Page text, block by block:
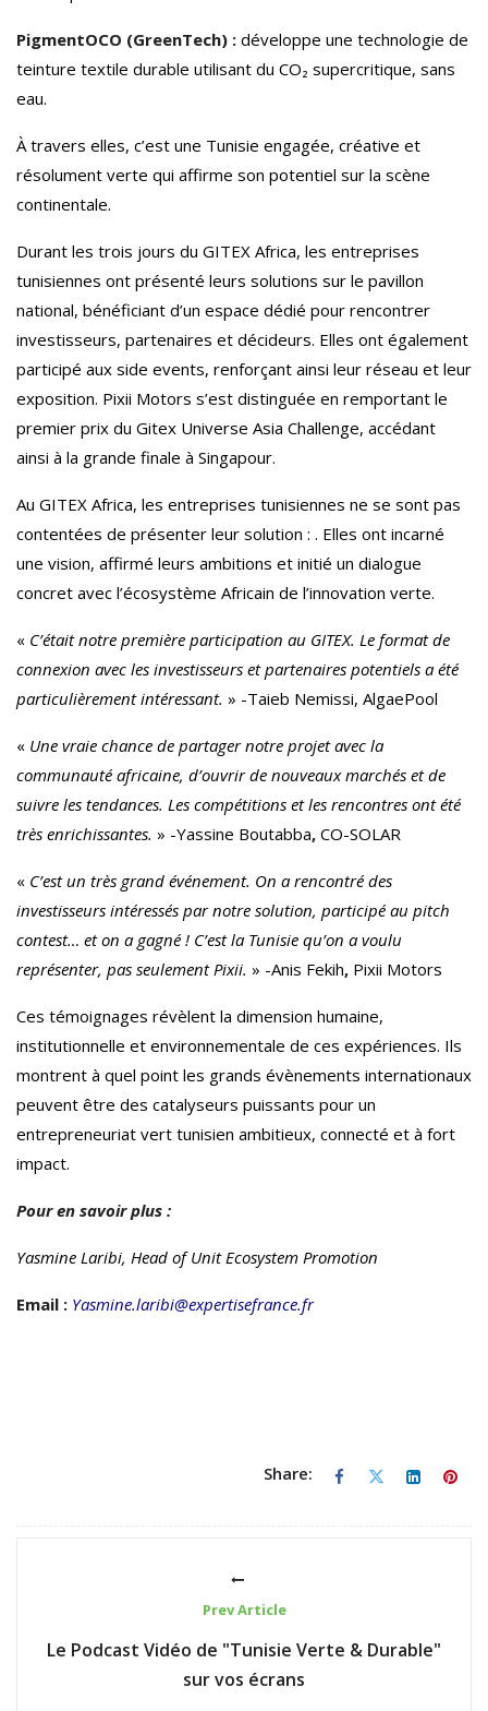
PigmentOCO (GreenTech) : développe une technologie de
teinture textile durable utilisant du CO₂ supercritique, sans
eau.
À travers elles, c’est une Tunisie engagée, créative et
résolument verte qui affirme son potentiel sur la scène
continentale.
Durant les trois jours du GITEX Africa, les entreprises
tunisiennes ont présenté leurs solutions sur le pavillon
national, bénéficiant d’un espace dédié pour rencontrer
investisseurs, partenaires et décideurs. Elles ont également
participé aux side events, renforçant ainsi leur réseau et leur
exposition. Pixii Motors s’est distinguée en remportant le
premier prix du Gitex Universe Asia Challenge, accédant
ainsi à la grande finale à Singapour.
Au GITEX Africa, les entreprises tunisiennes ne se sont pas
contentées de présenter leur solution : . Elles ont incarné
une vision, affirmé leurs ambitions et initié un dialogue
concret avec l’écosystème Africain de l’innovation verte.
« C’était notre première participation au GITEX. Le format de
connexion avec les investisseurs et partenaires potentiels a été
particulièrement intéressant. » -Taieb Nemissi, AlgaePool
« Une vraie chance de partager notre projet avec la
communauté africaine, d’ouvrir de nouveaux marchés et de
suivre les tendances. Les compétitions et les rencontres ont été
très enrichissantes. » -Yassine Boutabba, CO-SOLAR
« C’est un très grand événement. On a rencontré des
investisseurs intéressés par notre solution, participé au pitch
contest… et on a gagné ! C’est la Tunisie qu’on a voulu
représenter, pas seulement Pixii. » -Anis Fekih, Pixii Motors
Ces témoignages révèlent la dimension humaine,
institutionnelle et environnementale de ces expériences. Ils
montrent à quel point les grands évènements internationaux
peuvent être des catalyseurs puissants pour un
entrepreneuriat vert tunisien ambitieux, connecté et à fort
impact.
Pour en savoir plus :
Yasmine Laribi, Head of Unit Ecosystem Promotion
Email : Yasmine.laribi@expertisefrance.fr
Share:
Prev Article
Le Podcast Vidéo de "Tunisie Verte & Durable"
sur vos écrans